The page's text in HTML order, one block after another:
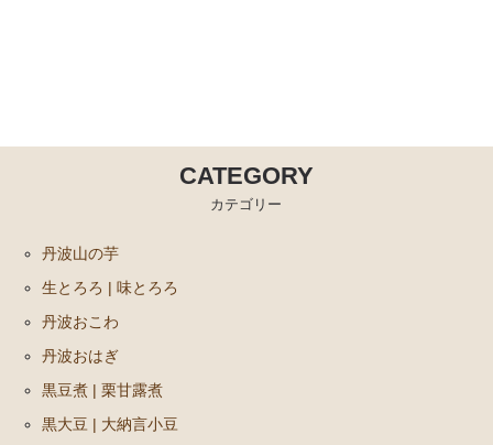
CATEGORY
カテゴリー
丹波山の芋
生とろろ | 味とろろ
丹波おこわ
丹波おはぎ
黒豆煮 | 栗甘露煮
黒大豆 | 大納言小豆